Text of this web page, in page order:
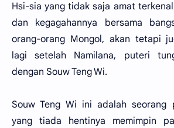
Hsi-sia yang tidak saja amat
dan kegagahannya bersama
orang-orang Mongol, akan tetapi
lagi setelah Namilana, puteri
dengan Souw Teng Wi.
Souw Teng Wi ini adalah seorang
yang tiada hentinya memimpin